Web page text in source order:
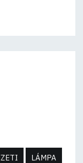
LÁMPA